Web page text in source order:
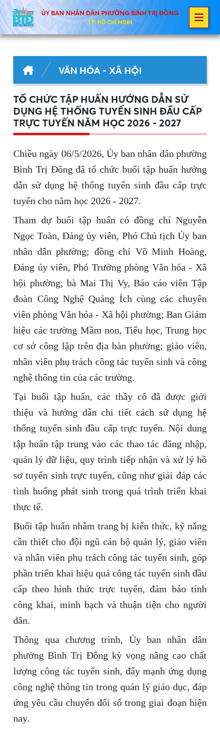
ỦY BAN NHÂN DÂN PHƯỜNG BÌNH TRỊ ĐÔNG
TP. HỒ CHÍ MINH
VĂN HÓA - XÃ HỘI
TỔ CHỨC TẬP HUẤN HƯỚNG DẪN SỬ
DỤNG HỆ THỐNG TUYỂN SINH ĐẦU CẤP
TRỰC TUYẾN NĂM HỌC 2026 - 2027
Chiều ngày 06/5/2026, Ủy ban nhân dân phường
Bình Trị Đông đã tổ chức buổi tập huấn hướng
dẫn sử dụng hệ thống tuyển sinh đầu cấp trực
tuyến cho năm học 2026 - 2027.
Tham dự buổi tập huấn có đồng chí Nguyễn
Ngọc Toàn, Đảng ủy viên, Phó Chủ tịch Ủy ban
nhân dân phường; đồng chí Võ Minh Hoàng,
Đảng ủy viên, Phó Trưởng phòng Văn hóa - Xã
hội phường; bà Mai Thị Vy, Báo cáo viên Tập
đoàn Công Nghệ Quảng Ích cùng các chuyên
viên phòng Văn hóa - Xã hội phường; Ban Giám
hiệu các trường Mầm non, Tiểu học, Trung học
cơ sở công lập trên địa bàn phường; giáo viên,
nhân viên phụ trách công tác tuyển sinh và công
nghệ thông tin của các trường.
Tại buổi tập huấn, các thầy cô đã được giới
thiệu và hướng dẫn chi tiết cách sử dụng hệ
thống tuyển sinh đầu cấp trực tuyến. Nội dung
tập huấn tập trung vào các thao tác đăng nhập,
quản lý dữ liệu, quy trình tiếp nhận và xử lý hồ
sơ tuyển sinh trực tuyến, cũng như giải đáp các
tình huống phát sinh trong quá trình triển khai
thực tế.
Buổi tập huấn nhằm trang bị kiến thức, kỹ năng
cần thiết cho đội ngũ cán bộ quản lý, giáo viên
và nhân viên phụ trách công tác tuyển sinh, góp
phần triển khai hiệu quả công tác tuyển sinh đầu
cấp theo hình thức trực tuyến, đảm bảo tính
công khai, minh bạch và thuận tiện cho người
dân.
Thông qua chương trình, Ủy ban nhân dân
phường Bình Trị Đông kỳ vọng nâng cao chất
lượng công tác tuyển sinh, đẩy mạnh ứng dụng
công nghệ thông tin trong quản lý giáo dục, đáp
ứng yêu cầu chuyển đổi số trong giai đoạn hiện
nay.